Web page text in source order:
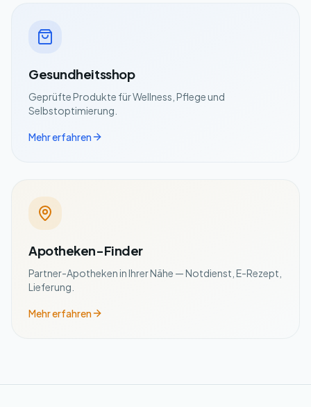
Gesundheitsshop
Geprüfte Produkte für Wellness, Pflege und
Selbstoptimierung.
Mehr erfahren
Apotheken-Finder
Partner-Apotheken in Ihrer Nähe — Notdienst, E-Rezept,
Lieferung.
Mehr erfahren